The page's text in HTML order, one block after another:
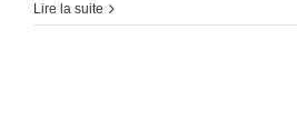
Lire la suite